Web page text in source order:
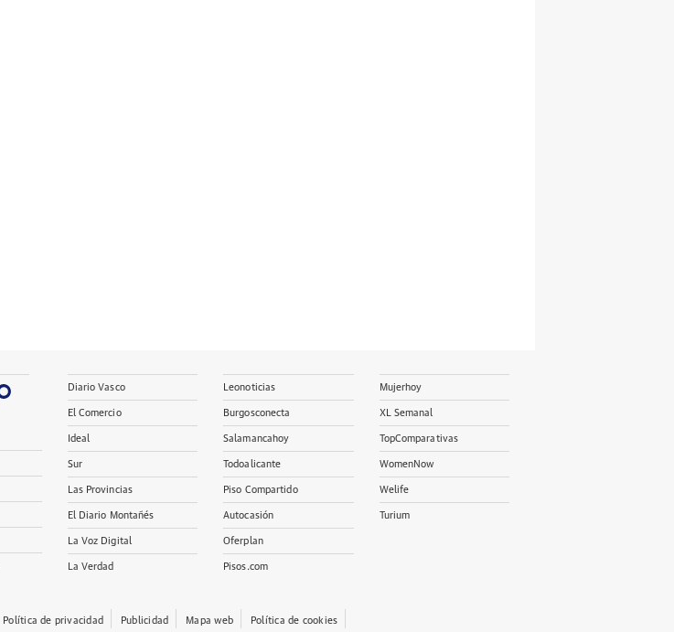
Diario Vasco
El Comercio
Ideal
Sur
Las Provincias
El Diario Montañés
La Voz Digital
La Verdad
Leonoticias
Burgosconecta
Salamancahoy
Todoalicante
Piso Compartido
Autocasión
Oferplan
Pisos.com
Mujerhoy
XL Semanal
TopComparativas
WomenNow
Welife
Turium
Política de privacidad Publicidad Mapa web Política de cookies